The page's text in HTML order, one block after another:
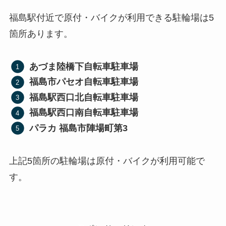
福島駅付近で原付・バイクが利用できる駐輪場は5
箇所あります。
あづま陸橋下自転車駐車場
福島市パセオ自転車駐車場
福島駅西口北自転車駐車場
福島駅西口南自転車駐車場
パラカ 福島市陣場町第3
上記5箇所の駐輪場は原付・バイクが利用可能で
す。